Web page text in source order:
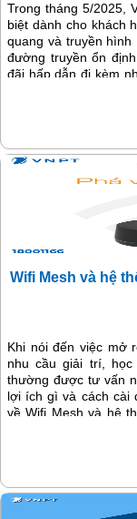
Trong tháng 5/2025,
biệt dành cho khách
quang và truyền
đường truyền ổn
đãi hấp dẫn đi kèm
Wifi Mesh và hệ
Khi nói đến việc mở
nhu cầu giải trí,
thường được tư vấn
lợi ích gì và cách cài
về Wifi Mesh và hệ